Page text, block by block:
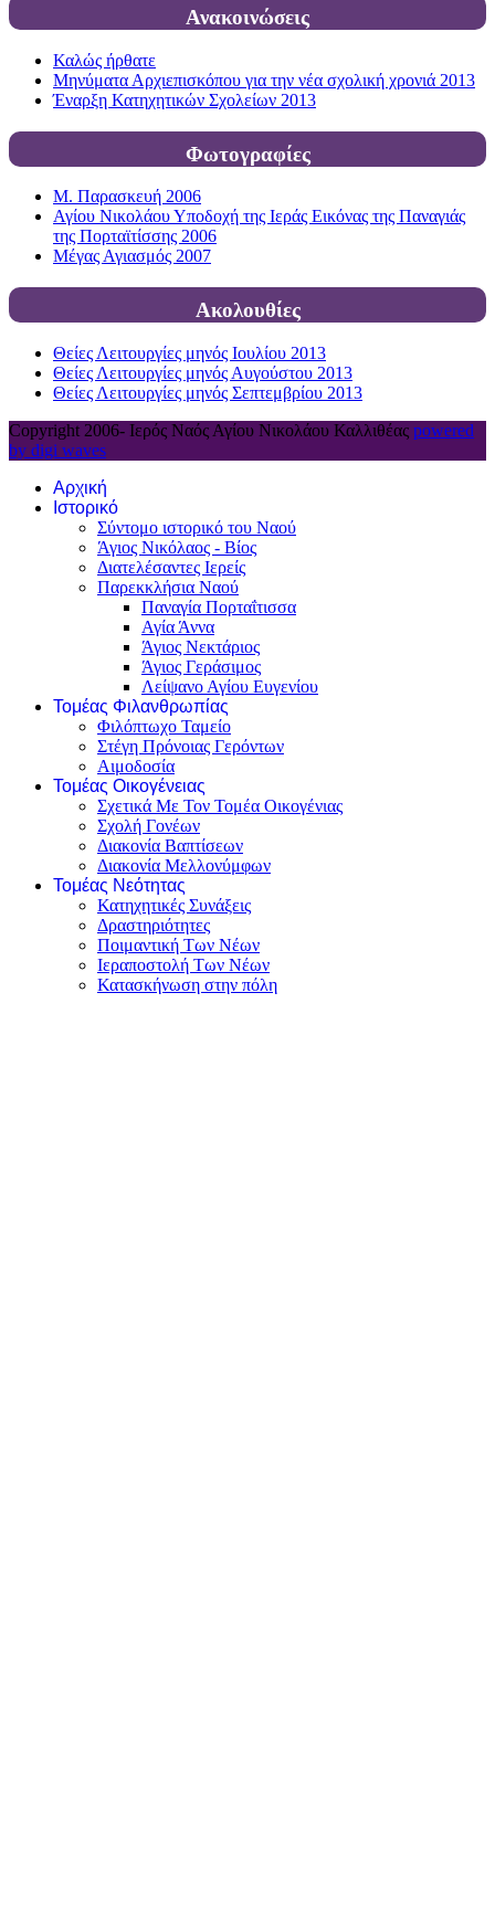
Ανακοινώσεις
Καλώς ήρθατε
Μηνύματα Αρχιεπισκόπου για την νέα σχολική χρονιά 2013
Έναρξη Κατηχητικών Σχολείων 2013
Φωτογραφίες
Μ. Παρασκευή 2006
Αγίου Νικολάου Υποδοχή της Ιεράς Εικόνας της Παναγιάς
της Πορταϊτίσσης 2006
Μέγας Αγιασμός 2007
Ακολουθίες
Θείες Λειτουργίες μηνός Ιουλίου 2013
Θείες Λειτουργίες μηνός Αυγούστου 2013
Θείες Λειτουργίες μηνός Σεπτεμβρίου 2013
Copyright 2006- Ιερός Ναός Αγίου Νικολάου Καλλιθέας powered
by digi waves
Αρχική
Ιστορικό
Σύντομο ιστορικό του Ναού
Άγιος Νικόλαος - Βίος
Διατελέσαντες Ιερείς
Παρεκκλήσια Ναού
Παναγία Πορταΐτισσα
Αγία Άννα
Άγιος Νεκτάριος
Άγιος Γεράσιμος
Λείψανο Αγίου Ευγενίου
Τομέας Φιλανθρωπίας
Φιλόπτωχο Ταμείο
Στέγη Πρόνοιας Γερόντων
Αιμοδοσία
Τομέας Οικογένειας
Σχετικά Με Τον Τομέα Οικογένιας
Σχολή Γονέων
Διακονία Βαπτίσεων
Διακονία Μελλονύμφων
Τομέας Νεότητας
Κατηχητικές Συνάξεις
Δραστηριότητες
Ποιμαντική Των Νέων
Ιεραποστολή Των Νέων
Κατασκήνωση στην πόλη